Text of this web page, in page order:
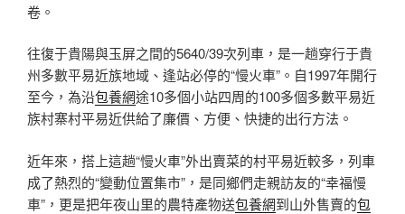
卷。
往復于貴陽與玉屏之間的5640/39次列車，是一趟穿行于貴
州多數平易近族地域、逢站必停的“慢火車”。自1997年開行
至今，為沿包養網途10多個小站四周的100多個多數平易近
族村寨村平易近供給了廉價、方便、快捷的出行方法。
近年來，搭上這趟“慢火車”外出賣菜的村平易近較多，列車
成了熱烈的“變動位置集市”，是同鄉們走親訪友的“幸福慢
車”，更是把年夜山里的農特產物送包養網到山外售賣的包